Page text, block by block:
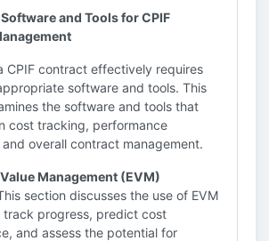
and Tools for CPIF
CPIF contract effectively requires
software and tools. This
the software and tools that
cost tracking, performance
overall contract management.
Management (EVM)
section discusses the use of EVM
track progress, predict cost
and assess the potential for